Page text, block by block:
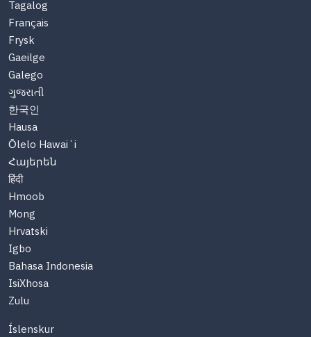
Tagalog
Français
Frysk
Gaeilge
Galego
ગુજરાતી
한국인
Hausa
Ōlelo Hawaiʻi
Հայերեն
हिंदी
Hmoob
Mong
Hrvatski
Igbo
Bahasa Indonesia
IsiXhosa
Zulu
Íslenskur